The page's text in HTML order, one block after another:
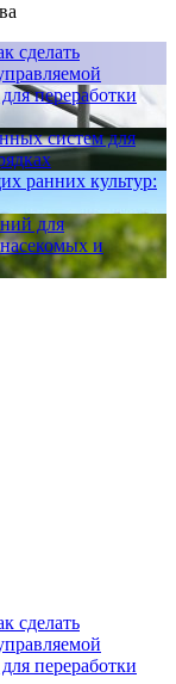
сделать
переработки
систем для
ранних культур:
для
и
сделать
переработки